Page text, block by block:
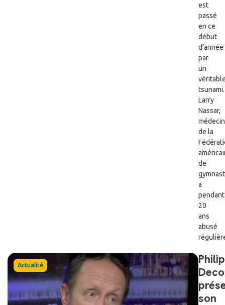
est
passé
en ce
début
d’année
par
un
tsunami.
Larry
Nassar,
médecin
de la
de
a
pendant
20
ans
abusé
Actualité
son